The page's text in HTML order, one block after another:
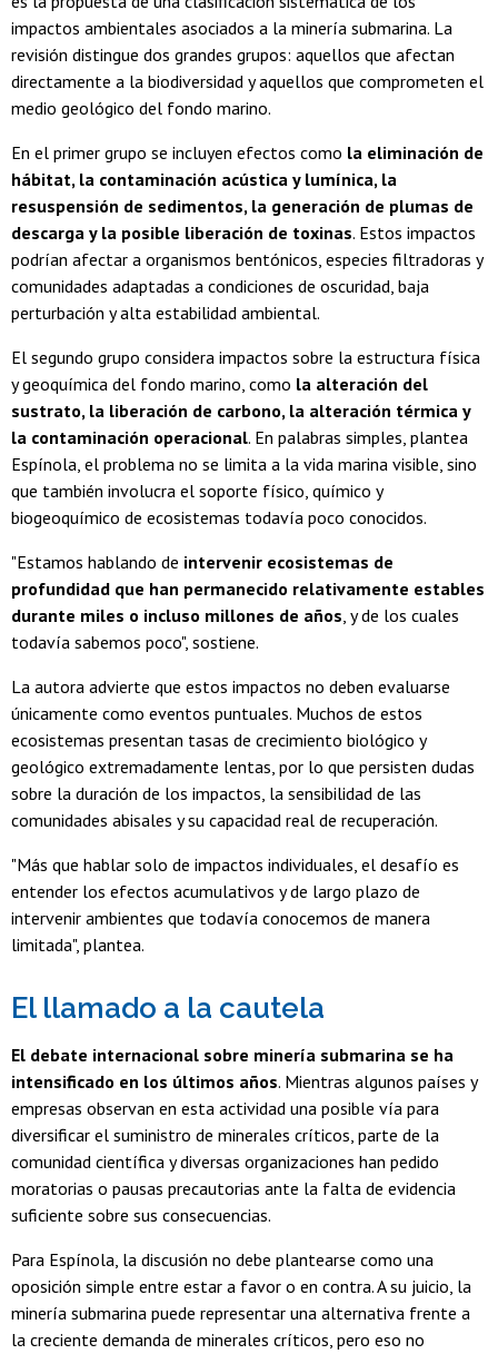
impactos ambientales asociados a la minería submarina. La
revisión distingue dos grandes grupos: aquellos que afectan
directamente a la biodiversidad y aquellos que comprometen el
medio geológico del fondo marino.
En el primer grupo se incluyen efectos como la eliminación de
hábitat, la contaminación acústica y lumínica, la
resuspensión de sedimentos, la generación de plumas de
descarga y la posible liberación de toxinas. Estos impactos
podrían afectar a organismos bentónicos, especies filtradoras y
comunidades adaptadas a condiciones de oscuridad, baja
perturbación y alta estabilidad ambiental.
El segundo grupo considera impactos sobre la estructura física
y geoquímica del fondo marino, como la alteración del
sustrato, la liberación de carbono, la alteración térmica y
la contaminación operacional. En palabras simples, plantea
Espínola, el problema no se limita a la vida marina visible, sino
que también involucra el soporte físico, químico y
biogeoquímico de ecosistemas todavía poco conocidos.
"Estamos hablando de intervenir ecosistemas de
profundidad que han permanecido relativamente estables
durante miles o incluso millones de años, y de los cuales
todavía sabemos poco", sostiene.
La autora advierte que estos impactos no deben evaluarse
únicamente como eventos puntuales. Muchos de estos
ecosistemas presentan tasas de crecimiento biológico y
geológico extremadamente lentas, por lo que persisten dudas
sobre la duración de los impactos, la sensibilidad de las
comunidades abisales y su capacidad real de recuperación.
"Más que hablar solo de impactos individuales, el desafío es
entender los efectos acumulativos y de largo plazo de
intervenir ambientes que todavía conocemos de manera
limitada", plantea.
El llamado a la cautela
El debate internacional sobre minería submarina se ha
intensificado en los últimos años. Mientras algunos países y
empresas observan en esta actividad una posible vía para
diversificar el suministro de minerales críticos, parte de la
comunidad científica y diversas organizaciones han pedido
moratorias o pausas precautorias ante la falta de evidencia
suficiente sobre sus consecuencias.
Para Espínola, la discusión no debe plantearse como una
oposición simple entre estar a favor o en contra. A su juicio, la
minería submarina puede representar una alternativa frente a
la creciente demanda de minerales críticos, pero eso no